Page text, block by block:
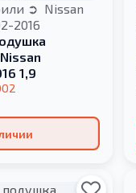
Nissan
2016
1,9